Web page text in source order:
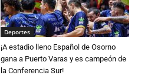
Deportes
¡A estadio lleno Español de Osorno
gana a Puerto Varas y es campeón de
la Conferencia Sur!